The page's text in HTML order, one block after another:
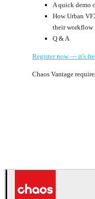
A quick demo
How Urban
their workflow
Q & A
Register now — it's
Chaos Vantage